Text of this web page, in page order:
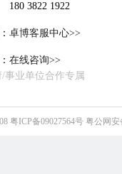
180 3822 1922
卓博客服中心>>
在线咨询>>
事业单位合作专属
粤ICP备09027564号 粤公网安